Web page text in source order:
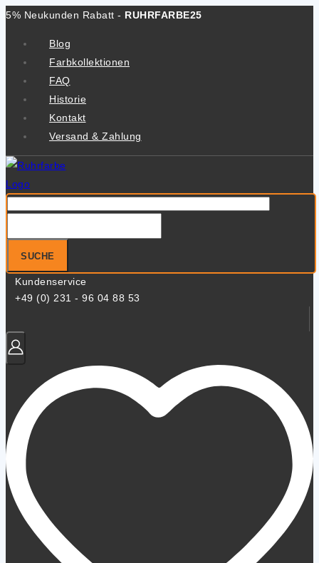
Zum
5% Neukunden Rabatt - RUHRFARBE25
Blog
Farbkollektionen
FAQ
Historie
Kontakt
Versand & Zahlung
nach:
SUCHE
Kundenservice
+49 (0) 231 - 96 04 88 53